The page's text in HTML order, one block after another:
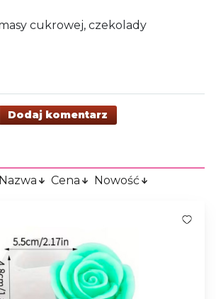
cukrowej, czekolady
Dodaj komentarz
Nazwa Cena Nowość